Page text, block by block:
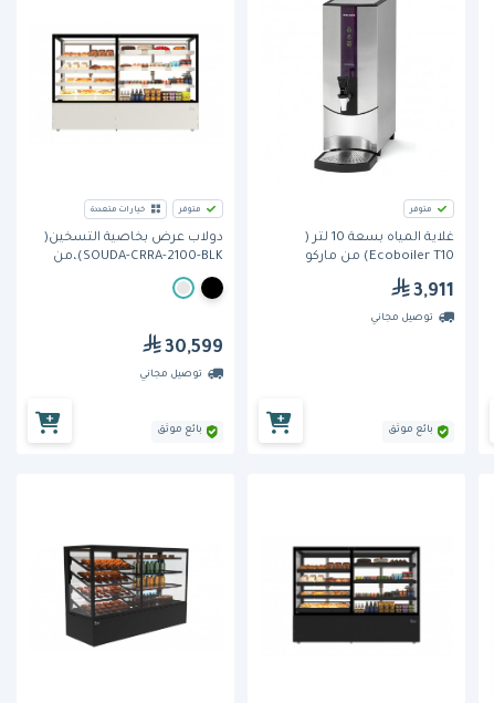
متوفر
غلاية المياه بسعة 10 لتر (
Ecoboiler T10) من ماركو
3,911
توصيل مجاني
بائع موثق
متوفر خيارات متعددة
دولاب عرض بخاصية التسخين(
SOUDA-CRRA-2100-BLK)،من
برودان
30,599
توصيل مجاني
بائع موثق